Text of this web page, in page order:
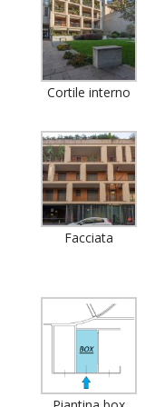
Cortile interno
Facciata